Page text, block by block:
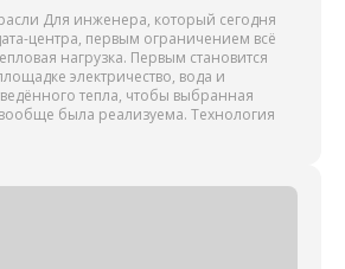
сегодня
центра, первым ограничением всё
нагрузка. Первым становится
электричество, вода и
тепла, чтобы выбранная
была реализуема. Технология